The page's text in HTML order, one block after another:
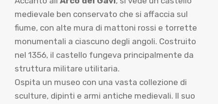
medievale ben conservato che si affaccia sul
fiume, con alte mura di mattoni rossi e torrette
monumentali a ciascuno degli angoli. Costruito
nel 1356, il castello fungeva principalmente da
struttura militare utilitaria.
Ospita un museo con una vasta collezione di
sculture, dipinti e armi antiche medievali. Il suo